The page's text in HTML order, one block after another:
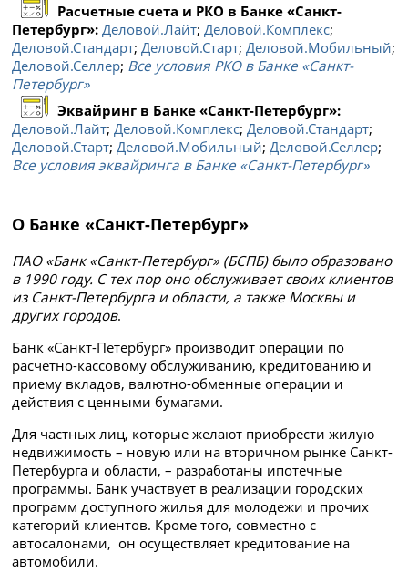
Расчетные счета и РКО в Банке «Санкт-
Петербург»: Деловой.Лайт;Деловой.Комплекс;
Деловой.Стандарт;Деловой.Старт;Деловой.Мобильный;
Деловой.Селлер; Все условия РКО в Банке «Санкт-
Петербург»
Эквайринг в Банке «Санкт-Петербург»:
Деловой.Лайт;Деловой.Комплекс;Деловой.Стандарт;
Деловой.Старт;Деловой.Мобильный;Деловой.Селлер;
Все условия эквайринга в Банке «Санкт-Петербург»
О Банке «Санкт-Петербург»
ПАО «Банк «Санкт-Петербург» (БСПБ) было образовано
в 1990 году. С тех пор оно обслуживает своих клиентов
из Санкт-Петербурга и области, а также Москвы и
других городов.
Банк «Санкт-Петербург» производит операции по
расчетно-кассовому обслуживанию, кредитованию и
приему вкладов, валютно-обменные операции и
действия с ценными бумагами.
Для частных лиц, которые желают приобрести жилую
недвижимость – новую или на вторичном рынке Санкт-
Петербурга и области, – разработаны ипотечные
программы. Банк участвует в реализации городских
программ доступного жилья для молодежи и прочих
категорий клиентов. Кроме того, совместно с
автосалонами, он осуществляет кредитование на
автомобили.